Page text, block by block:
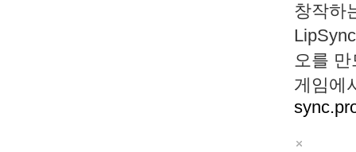
창작하
오를
게임에